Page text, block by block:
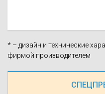
* – дизайн и технические
фирмой производителем